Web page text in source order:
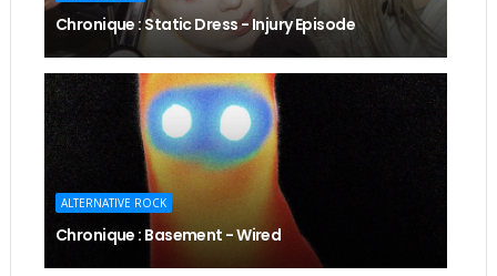
Chronique : Static Dress - Injury Episode
ALTERNATIVE ROCK
Chronique : Basement - Wired